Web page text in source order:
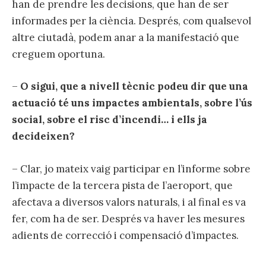
han de prendre les decisions, que han de ser
informades per la ciència. Després, com qualsevol
altre ciutadà, podem anar a la manifestació que
creguem oportuna.
– O sigui, que a nivell tècnic podeu dir que una
actuació té uns impactes ambientals, sobre l’ús
social, sobre el risc d’incendi… i ells ja
decideixen?
– Clar, jo mateix vaig participar en l’informe sobre
l’impacte de la tercera pista de l’aeroport, que
afectava a diversos valors naturals, i al final es va
fer, com ha de ser. Després va haver les mesures
adients de correcció i compensació d’impactes.